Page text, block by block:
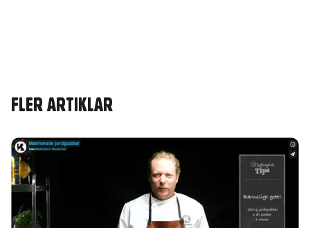
FLER ARTIKLAR